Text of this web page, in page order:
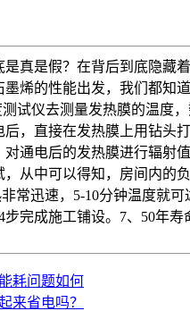
是真是假？在背后到底隐藏
烯的性能出发，我们都知
试仪去测量发热膜的温度
，直接在发热膜上用钻头
通电后的发热膜进行辐射
从中可以得知，房间内的
常迅速，5-10分钟温度就
完成施工铺设。7、50年寿
耗问题如何
来省电吗？